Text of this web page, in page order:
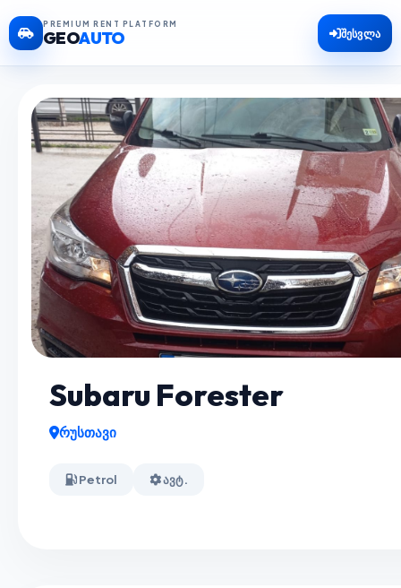
PREMIUM RENT PLATFORM
GEOAUTO შესვლა
Subaru Forester
რუსთავი
Petrol ავტ.